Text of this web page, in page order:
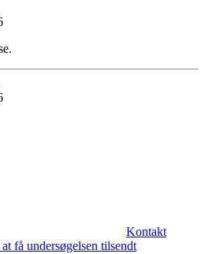
Kontakt
få undersøgelsen tilsendt